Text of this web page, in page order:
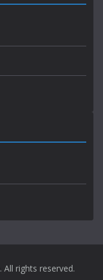
. All rights reserved.